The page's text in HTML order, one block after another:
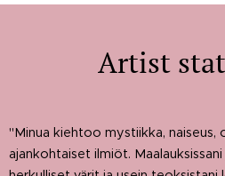
Artist
"Minua kiehtoo mystiikka, naiseus,
ajankohtaiset ilmiöt.